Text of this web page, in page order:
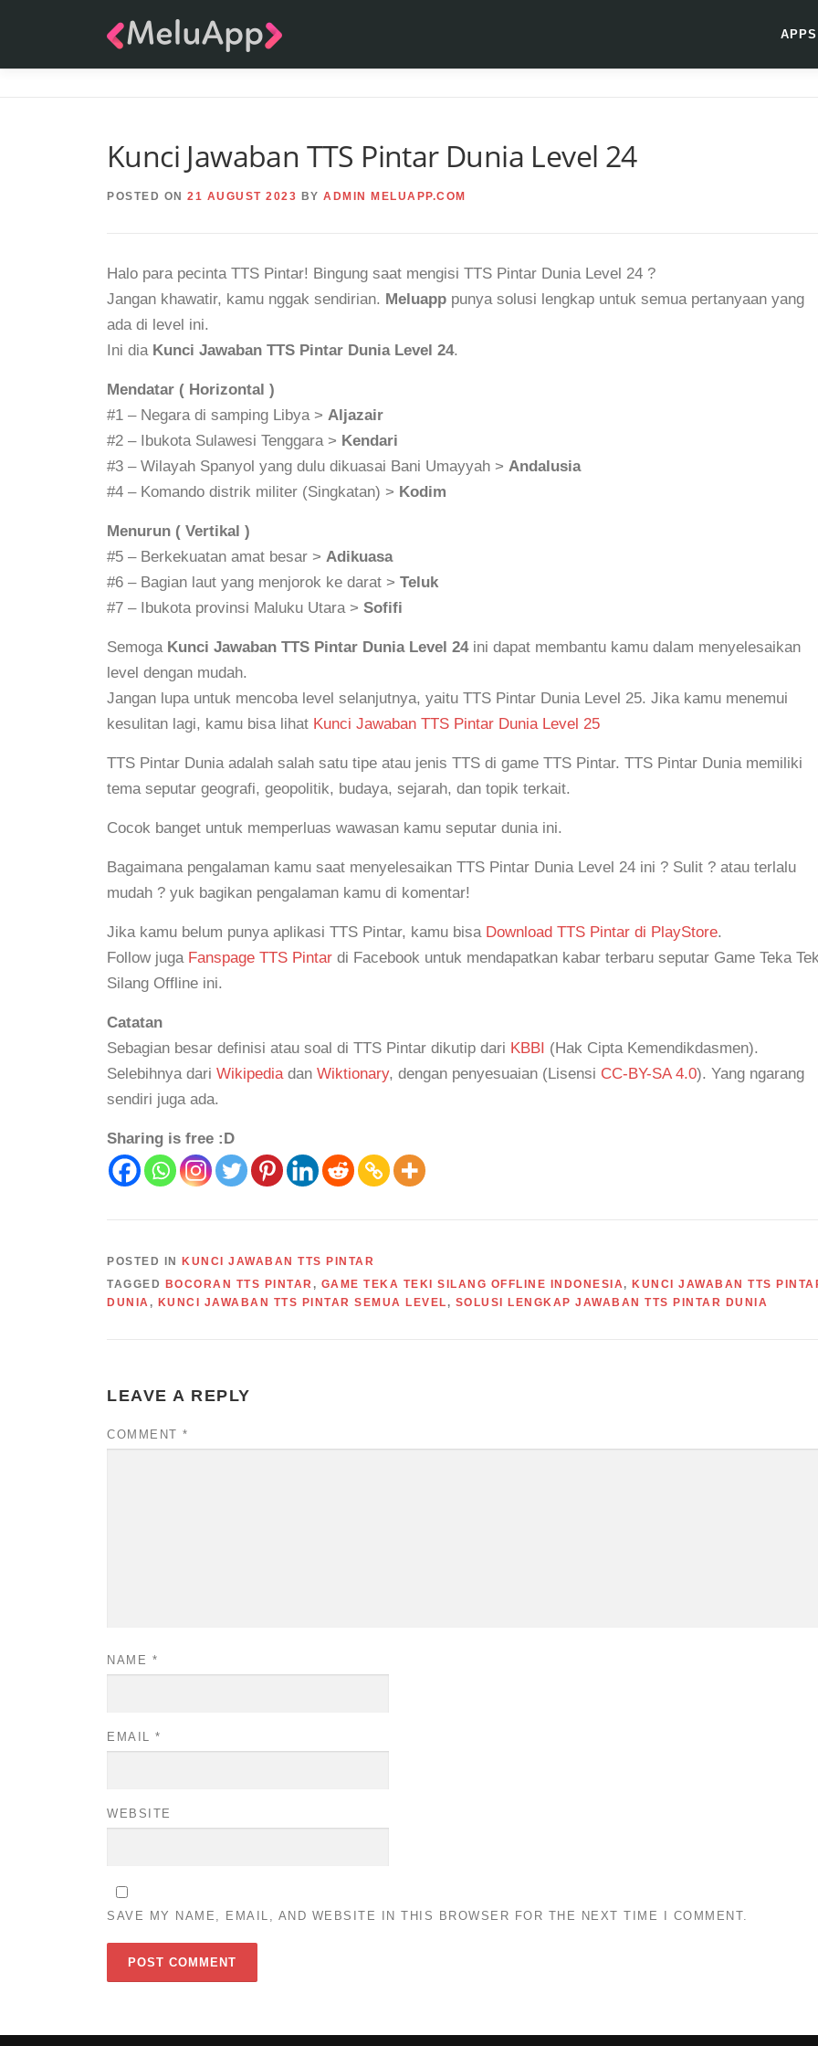
APPS
Kunci Jawaban TTS Pintar Dunia Level 24
POSTED ON 21 AUGUST 2023 BY ADMIN MELUAPP.COM
Halo para pecinta TTS Pintar! Bingung saat mengisi TTS Pintar Dunia Level 24 ?
Jangan khawatir, kamu nggak sendirian. Meluapp punya solusi lengkap untuk semua pertanyaan yang
ada di level ini.
Ini dia Kunci Jawaban TTS Pintar Dunia Level 24.
Mendatar ( Horizontal )
#1 – Negara di samping Libya > Aljazair
#2 – Ibukota Sulawesi Tenggara > Kendari
#3 – Wilayah Spanyol yang dulu dikuasai Bani Umayyah > Andalusia
#4 – Komando distrik militer (Singkatan) > Kodim
Menurun ( Vertikal )
#5 – Berkekuatan amat besar > Adikuasa
#6 – Bagian laut yang menjorok ke darat > Teluk
#7 – Ibukota provinsi Maluku Utara > Sofifi
Semoga Kunci Jawaban TTS Pintar Dunia Level 24ini dapat membantu kamu dalam menyelesaikan
level dengan mudah.
Jangan lupa untuk mencoba level selanjutnya, yaitu TTS Pintar Dunia Level 25. Jika kamu menemui
kesulitan lagi, kamu bisa lihat Kunci Jawaban TTS Pintar Dunia Level 25
TTS Pintar Dunia adalah salah satu tipe atau jenis TTS di game TTS Pintar. TTS Pintar Dunia memiliki
tema seputar geografi, geopolitik, budaya, sejarah, dan topik terkait.
Cocok banget untuk memperluas wawasan kamu seputar dunia ini.
Bagaimana pengalaman kamu saat menyelesaikan TTS Pintar Dunia Level 24 ini ? Sulit ? atau terlalu
mudah ? yuk bagikan pengalaman kamu di komentar!
Jika kamu belum punya aplikasi TTS Pintar, kamu bisa Download TTS Pintar di PlayStore.
Follow juga Fanspage TTS Pintar di Facebook untuk mendapatkan kabar terbaru seputar Game Teka
Silang Offline ini.
Catatan
Sebagian besar definisi atau soal di TTS Pintar dikutip dari KBBI (Hak Cipta Kemendikdasmen).
Selebihnya dari Wikipediadan Wiktionary, dengan penyesuaian (Lisensi CC-BY-SA 4.0). Yang ngarang
sendiri juga ada.
Sharing is free :D
POSTED IN
KUNCI JAWABAN TTS PINTAR
TAGGED
BOCORAN TTS PINTAR , GAME TEKA TEKI SILANG OFFLINE INDONESIA, KUNCI JAWABAN TTS
DUNIA , KUNCI JAWABAN TTS PINTAR SEMUA LEVEL , SOLUSI LENGKAP JAWABAN TTS PINTAR DUNIA
LEAVE A REPLY
COMMENT *
NAME *
EMAIL *
WEBSITE
SAVE MY NAME, EMAIL, AND WEBSITE IN THIS BROWSER FOR THE NEXT TIME I COMMENT.